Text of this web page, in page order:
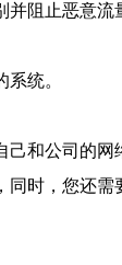
阻止恶意流
统。
和公司的网
时，您还